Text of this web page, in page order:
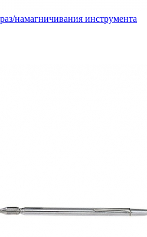
намагничивания инструмента